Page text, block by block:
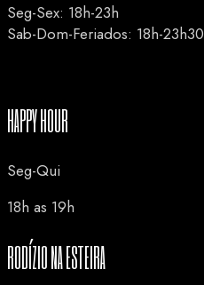
Seg-Sex: 18h-23h
Sab-Dom-Feriados: 18h-23h30
HAPPY HOUR
Seg-Qui
18h as 19h
RODÍZIO NA ESTEIRA